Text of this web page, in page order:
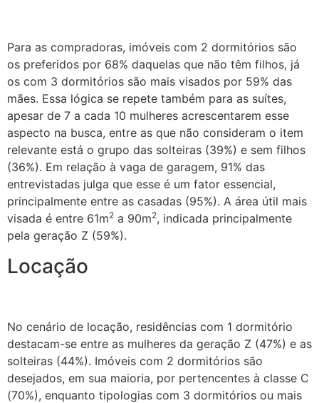
Para as compradoras, imóveis com 2 dormitórios são
os preferidos por 68% daquelas que não têm filhos, já
os com 3 dormitórios são mais visados por 59% das
mães. Essa lógica se repete também para as suítes,
apesar de 7 a cada 10 mulheres acrescentarem esse
aspecto na busca, entre as que não consideram o item
relevante está o grupo das solteiras (39%) e sem filhos
(36%). Em relação à vaga de garagem, 91% das
entrevistadas julga que esse é um fator essencial,
principalmente entre as casadas (95%). A área útil mais
visada é entre 61m2 a 90m2, indicada principalmente
pela geração Z (59%).
Locação
No cenário de locação, residências com 1 dormitório
destacam-se entre as mulheres da geração Z (47%) e as
solteiras (44%). Imóveis com 2 dormitórios são
desejados, em sua maioria, por pertencentes à classe C
(70%), enquanto tipologias com 3 dormitórios ou mais